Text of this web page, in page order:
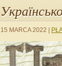
15 MARCA 2022